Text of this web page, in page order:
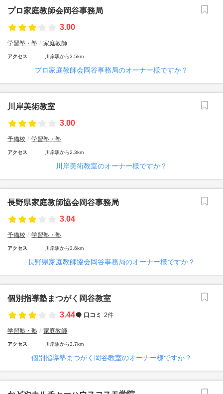
プロ家庭教師会岡谷事務局
3.00
学習塾・塾 家庭教師
アクセス 川岸駅から3.5km
プロ家庭教師会岡谷事務局のオーナー様ですか？
川岸美術教室
3.00
予備校 学習塾・塾
アクセス 川岸駅から2.3km
川岸美術教室のオーナー様ですか？
長野県家庭教師協会岡谷事務局
3.04
予備校 学習塾・塾
アクセス 川岸駅から3.6km
長野県家庭教師協会岡谷事務局のオーナー様ですか？
個別指導塾まつがく岡谷教室
3.44
口コミ 2件
学習塾・塾 家庭教師
アクセス 川岸駅から3.7km
個別指導塾まつがく岡谷教室のオーナー様ですか？